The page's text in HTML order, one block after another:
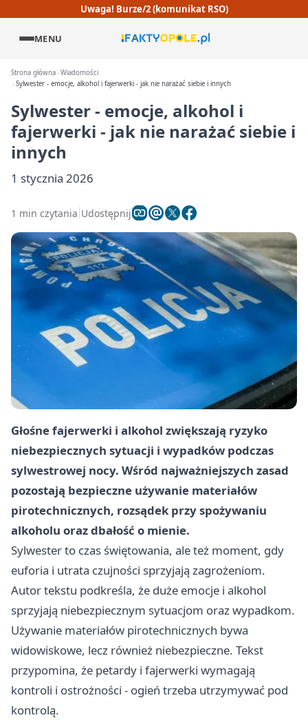
Uwaga! Burze/2 (komunikat RSO)
MENU
Strona główna Wiadomości
Sylwester - emocje, alkohol i fajerwerki - jak nie narażać siebie i innych
Sylwester - emocje, alkohol i
fajerwerki - jak nie narażać siebie i
innych
1 stycznia 2026
1 min czytania Udostępnij
Głośne fajerwerki i alkohol zwiększają ryzyko
niebezpiecznych sytuacji i wypadków podczas
sylwestrowej nocy. Wśród najważniejszych zasad
pozostają bezpieczne używanie materiałów
pirotechnicznych, rozsądek przy spożywaniu
alkoholu oraz dbałość o mienie.
Sylwester to czas świętowania, ale też moment, gdy
euforia i utrata czujności sprzyjają zagrożeniom.
Autor tekstu podkreśla, że duże emocje i alkohol
sprzyjają niebezpiecznym sytuacjom oraz wypadkom.
Używanie materiałów pirotechnicznych bywa
widowiskowe, lecz również niebezpieczne. Tekst
przypomina, że petardy i fajerwerki wymagają
kontroli i ostrożności - ogień trzeba utrzymywać pod
kontrolą.